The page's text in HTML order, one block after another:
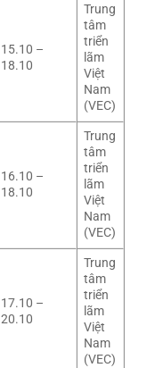
15.10 –
18.10
Trung
tâm
triển
lãm
Việt
Nam
(VEC)
16.10 –
18.10
Trung
tâm
triển
lãm
Việt
Nam
(VEC)
17.10 –
20.10
Trung
tâm
triển
lãm
Việt
Nam
(VEC)